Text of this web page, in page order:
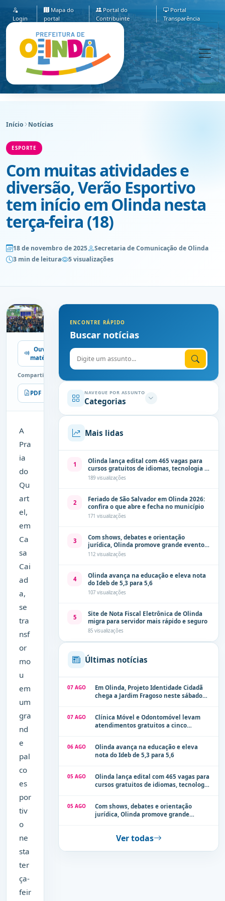
Login
Mapa do
portal
Portal do
Contribuinte
Portal
Transparência
Início Notícias
ESPORTE
Com muitas atividades e
diversão, Verão Esportivo
tem início em Olinda nesta
terça-feira (18)
18 de novembro de 2025
Secretaria de Comunicação de Olinda
3 min de leitura
5 visualizações
Ouvir
matéria
Compartilhe
PDF Imprimir
A
Pra
ia
do
Qu
art
el,
em
Ca
sa
Cai
ad
a,
se
tra
nsf
or
mo
u
em
um
gra
nd
e
pal
co
es
por
tiv
o
ne
sta
ter
ça-
feir
ENCONTRE RÁPIDO
Buscar notícias
Digite o assunto
NAVEGUE POR ASSUNTO
Categorias
Mais lidas
1
Olinda lança edital com 465 vagas para
cursos gratuitos de idiomas, tecnologia e
comunicação
189 visualizações
2
Feriado de São Salvador em Olinda 2026:
confira o que abre e fecha no município
171 visualizações
3
Com shows, debates e orientação
jurídica, Olinda promove grande evento
de combate à violência contra a mulher
neste sábado (8)
112 visualizações
4
Olinda avança na educação e eleva nota
do Ideb de 5,3 para 5,6
107 visualizações
5
Site de Nota Fiscal Eletrônica de Olinda
migra para servidor mais rápido e seguro
85 visualizações
Últimas notícias
07 AGO
Em Olinda, Projeto Identidade Cidadã
chega a Jardim Fragoso neste sábado
07 AGO
Clínica Móvel e Odontomóvel levam
atendimentos gratuitos a cinco
06 AGO
Olinda avança na educação e eleva
nota do Ideb de 5,3 para 5,6
05 AGO
Olinda lança edital com 465 vagas para
cursos gratuitos de idiomas, tecnologia
05 AGO
Com shows, debates e orientação
jurídica, Olinda promove grande
Ver todas